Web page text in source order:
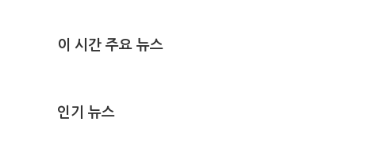
이 시간 주요 뉴스
인기 뉴스